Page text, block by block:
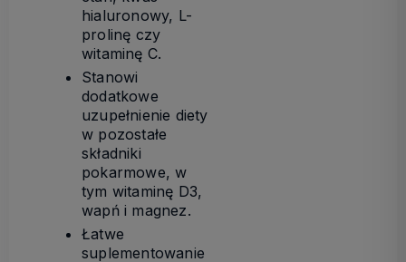
hialuronowy, L-
prolinę czy
witaminę C.
Stanowi
dodatkowe
uzupełnienie diety
w pozostałe
składniki
pokarmowe, w
tym witaminę D3,
wapń i magnez.
Łatwe
suplementowanie